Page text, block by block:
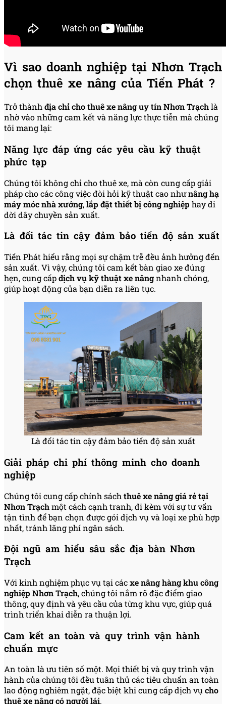
Vì sao doanh nghiệp tại Nhơn Trạch
chọn thuê xe nâng của Tiến Phát ?
Trở thành địa chỉ cho thuê xe nâng uy tín Nhơn Trạchlà
nhờ vào những cam kết và năng lực thực tiễn mà chúng
tôi mang lại:
Năng lực đáp ứng các yêu cầu kỹ thuật
phức tạp
Chúng tôi không chỉ cho thuê xe, mà còn cung cấp giải
pháp cho các công việc đòi hỏi kỹ thuật cao nhưnâng hạ
máy móc nhà xưởng,lắp đặt thiết bị công nghiệp hay di
dời dây chuyền sản xuất.
Là đối tác tin cậy đảm bảo tiến độ sản xuất
Tiến Phát hiểu rằng mọi sự chậm trễ đều ảnh hưởng đến
sản xuất. Vì vậy, chúng tôi cam kết bàn giao xe đúng
hẹn, cung cấpdịch vụ kỹ thuật xe nângnhanh chóng,
giúp hoạt động của bạn diễn ra liên tục.
Là đối tác tin cậy đảm bảo tiến độ sản xuất
Giải pháp chi phí thông minh cho doanh
nghiệp
Chúng tôi cung cấp chính sách thuê xe nâng giá rẻ tại
Nhơn Trạchmột cách cạnh tranh, đi kèm với sự tư vấn
tận tình để bạn chọn được gói dịch vụ và loại xe phù hợp
nhất, tránh lãng phí ngân sách.
Đội ngũ am hiểu sâu sắc địa bàn Nhơn
Trạch
Với kinh nghiệm phục vụ tại cácxe nâng hàng khu công
nghiệp Nhơn Trạch, chúng tôi nắm rõ đặc điểm giao
thông, quy định và yêu cầu của từng khu vực, giúp quá
trình triển khai diễn ra thuận lợi.
Cam kết an toàn và quy trình vận hành
chuẩn mực
An toàn là ưu tiên số một. Mọi thiết bị và quy trình vận
hành của chúng tôi đều tuân thủ các tiêu chuẩn an toàn
lao động nghiêm ngặt, đặc biệt khi cung cấp dịch vụcho
thuê xe nâng có người lái.